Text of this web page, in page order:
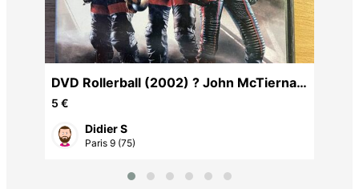
DVD Rollerball (2002) ? John McTiernan
? Jean Reno ? SF
5 €
Didier S
Paris 9 (75)